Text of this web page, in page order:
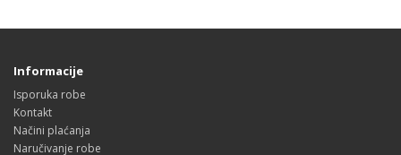
Informacije
Isporuka robe
Kontakt
Načini plaćanja
Naručivanje robe